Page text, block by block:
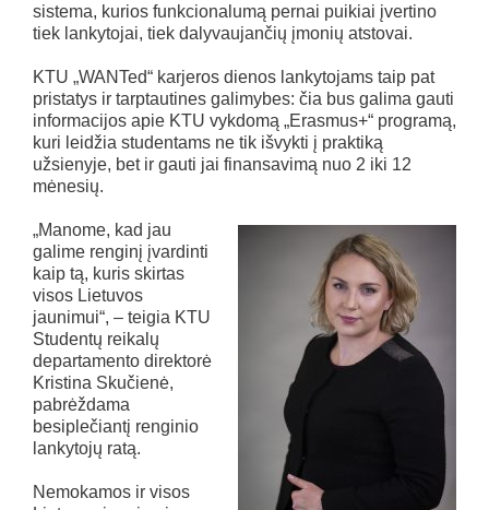
sistema, kurios funkcionalumą pernai puikiai įvertino
tiek lankytojai, tiek dalyvaujančių įmonių atstovai.
KTU „WANTed“ karjeros dienos lankytojams taip pat
pristatys ir tarptautines galimybes: čia bus galima gauti
informacijos apie KTU vykdomą „Erasmus+“ programą,
kuri leidžia studentams ne tik išvykti į praktiką
užsienyje, bet ir gauti jai finansavimą nuo 2 iki 12
mėnesių.
„Manome, kad jau
galime renginį įvardinti
kaip tą, kuris skirtas
visos Lietuvos
jaunimui“, – teigia KTU
Studentų reikalų
departamento direktorė
Kristina Skučienė,
pabrėždama
besiplečiantį renginio
lankytojų ratą.
Nemokamos ir visos